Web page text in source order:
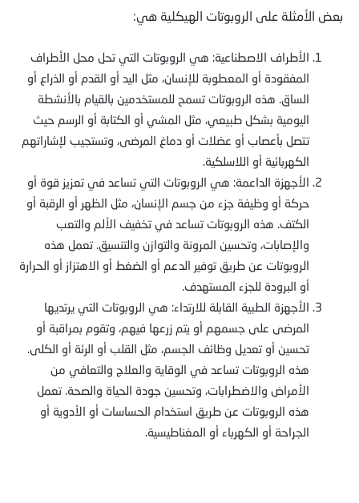
بعض الأمثلة على الروبوتات الهيكلية هي:
الأطراف الاصطناعية: هي الروبوتات التي تحل محل الأطراف
المفقودة أو المعطوبة للإنسان، مثل اليد أو القدم أو الذراع أو
الساق. هذه الروبوتات تسمح للمستخدمين بالقيام بالأنشطة
اليومية بشكل طبيعي، مثل المشي أو الكتابة أو الرسم حيث
تتصل بأعصاب أو عضلات أو دماغ المرضى، وتستجيب لإشاراتهم
الكهربائية أو اللاسلكية.
الأجهزة الداعمة: هي الروبوتات التي تساعد في تعزيز قوة أو
حركة أو وظيفة جزء من جسم الإنسان، مثل الظهر أو الرقبة أو
الكتف. هذه الروبوتات تساعد في تخفيف الألم والتعب
والإصابات، وتحسين المرونة والتوازن والتنسيق. تعمل هذه
الروبوتات عن طريق توفير الدعم أو الضغط أو الاهتزاز أو الحرارة
أو البرودة للجزء المستهدف.
الأجهزة الطبية القابلة للارتداء: هي الروبوتات التي يرتديها
المرضى على جسمهم أو يتم زرعها فيهم، وتقوم بمراقبة أو
تحسين أو تعديل وظائف الجسم، مثل القلب أو الرئة أو الكلى.
هذه الروبوتات تساعد في الوقاية والعلاج والتعافي من
الأمراض والاضطرابات، وتحسين جودة الحياة والصحة. تعمل
هذه الروبوتات عن طريق استخدام الحساسات أو الأدوية أو
الجراحة أو الكهرباء أو المغناطيسية.